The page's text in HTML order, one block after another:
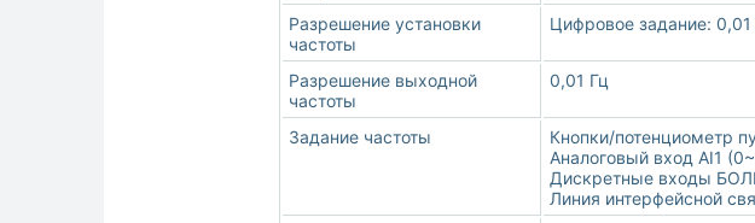
Разрешение установки
частоты
Цифровое задание:
Разрешение выходной
частоты
0,01 Гц
Задание частоты
Кнопки/потенциометр
Аналоговый вход AI1
Дискретные входы
Линия интерфейсной